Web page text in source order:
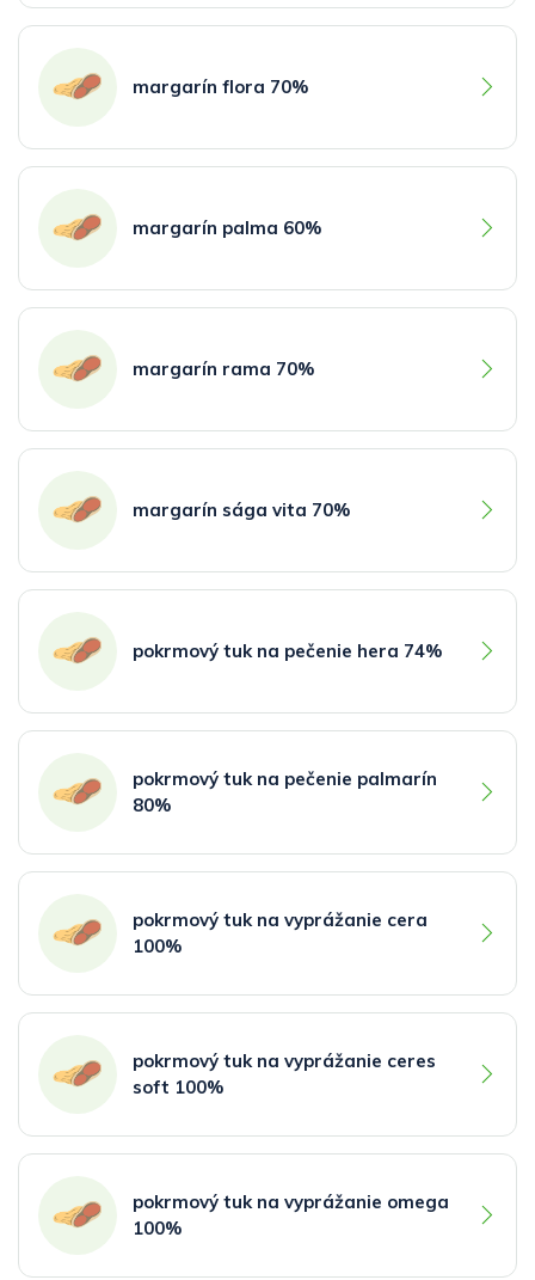
margarín flora 70%
margarín palma 60%
margarín rama 70%
margarín sága vita 70%
pokrmový tuk na pečenie hera 74%
pokrmový tuk na pečenie palmarín
80%
pokrmový tuk na vyprážanie cera
100%
pokrmový tuk na vyprážanie ceres
soft 100%
pokrmový tuk na vyprážanie omega
100%